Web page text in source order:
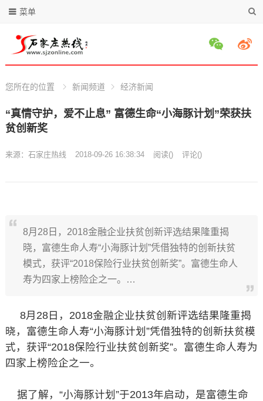
菜单
您所在的位置 新闻频道 经济新闻
“真情守护，爱不止息” 富德生命“小海豚计划”荣获扶
贫创新奖
来源： 石家庄热线 2018-09-26 16:38:34 阅读() 评论()
8月28日，2018金融企业扶贫创新评选结果隆重揭
晓，富德生命人寿“小海豚计划”凭借独特的创新扶贫
模式，获评“2018保险行业扶贫创新奖”。富德生命人
寿为四家上榜险企之一。…
8月28日，2018金融企业扶贫创新评选结果隆重揭
晓，富德生命人寿“小海豚计划”凭借独特的创新扶贫模
式，获评“2018保险行业扶贫创新奖”。富德生命人寿为
四家上榜险企之一。
据了解，“小海豚计划”于2013年启动，是富德生命